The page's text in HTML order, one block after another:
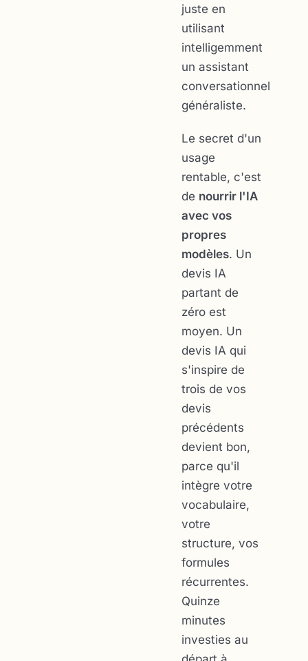
juste en
utilisant
intelligemment
un assistant
conversationnel
généraliste.
Le secret d'un
usage
rentable, c'est
de nourrir l'IA
avec vos
propres
modèles. Un
devis IA
partant de
zéro est
moyen. Un
devis IA qui
s'inspire de
trois de vos
devis
précédents
devient bon,
parce qu'il
intègre votre
vocabulaire,
votre
structure, vos
formules
récurrentes.
Quinze
minutes
investies au